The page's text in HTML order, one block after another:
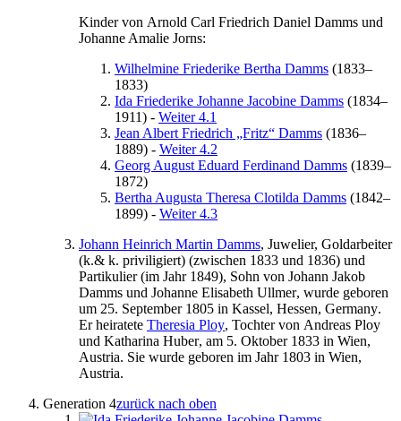
Kinder von Arnold Carl Friedrich Daniel Damms und
Johanne Amalie Jorns:
Wilhelmine Friederike Bertha Damms (1833–
1833)
Ida Friederike Johanne Jacobine Damms (1834–
1911) - Weiter 4.1
Jean Albert Friedrich „Fritz“ Damms (1836–
1889) - Weiter 4.2
Georg August Eduard Ferdinand Damms (1839–
1872)
Bertha Augusta Theresa Clotilda Damms (1842–
1899) - Weiter 4.3
Johann Heinrich Martin Damms, Juwelier, Goldarbeiter
(k.& k. priviligiert) (zwischen 1833 und 1836) und
Partikulier (im Jahr 1849), Sohn von Johann Jakob
Damms und Johanne Elisabeth Ullmer, wurde geboren
um 25. September 1805 in Kassel, Hessen, Germany.
Er heiratete Theresia Ploy, Tochter von Andreas Ploy
und Katharina Huber, am 5. Oktober 1833 in Wien,
Austria. Sie wurde geboren im Jahr 1803 in Wien,
Austria.
Generation 4zurück nach oben